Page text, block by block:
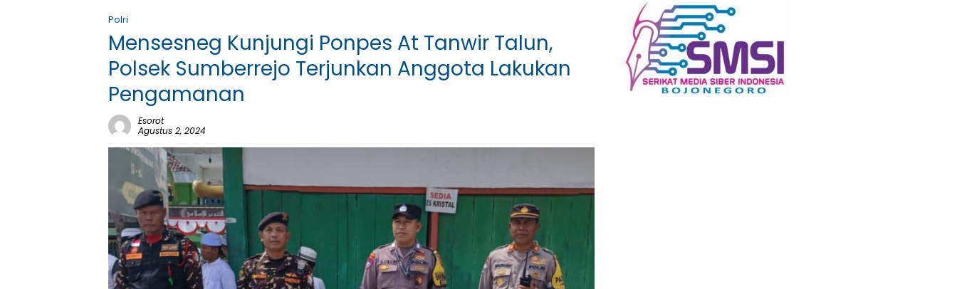
Polri
Mensesneg Kunjungi Ponpes At Tanwir Talun,
Polsek Sumberrejo Terjunkan Anggota Lakukan
Pengamanan
Esorot
Agustus 2, 2024